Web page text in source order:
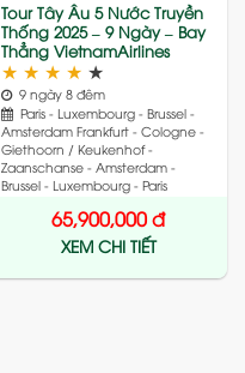
Tour Tây Âu 5 Nước Truyền
Thống 2025 – 9 Ngày – Bay
Thẳng VietnamAirlines
★ ★ ★ ★ ★
9 ngày 8 đêm
Paris - Luxembourg - Brussel -
Amsterdam Frankfurt - Cologne -
Giethoorn / Keukenhof -
Zaanschanse - Amsterdam -
Brussel - Luxembourg - Paris
65,900,000đ
XEM CHI TIẾT